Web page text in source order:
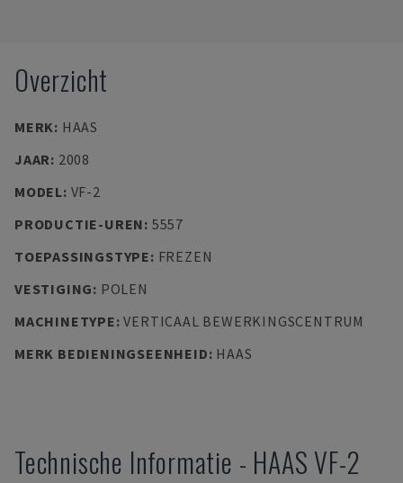
Overzicht
MERK: HAAS
JAAR: 2008
MODEL: VF-2
PRODUCTIE-UREN: 5557
TOEPASSINGSTYPE: FREZEN
VESTIGING: POLEN
MACHINETYPE:VERTICAAL BEWERKINGSCENTRUM
MERK BEDIENINGSEENHEID: HAAS
Technische Informatie - HAAS VF-2